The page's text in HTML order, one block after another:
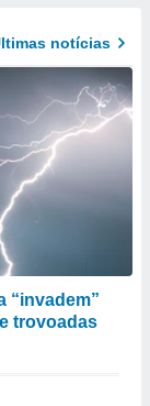
notícias
“invadem”
trovoadas